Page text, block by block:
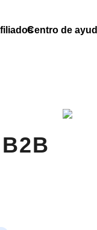
Centro de